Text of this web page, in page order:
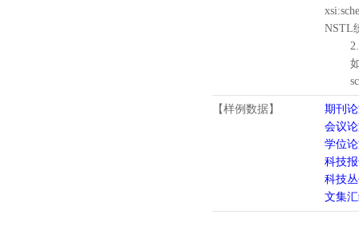
NSTL
2.
如需
【样例数据】
期刊
会议
学位
科技
科技
文集